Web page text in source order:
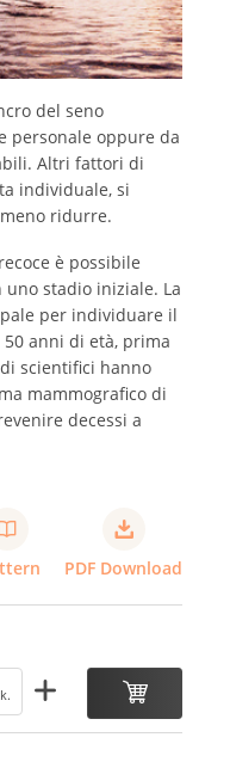
del seno
personale oppure da
Altri fattori di
individuale, si
ridurre.
è possibile
stadio iniziale. La
per individuare il
anni di età, prima
scientifici hanno
mammografico di
decessi a
PDF Download